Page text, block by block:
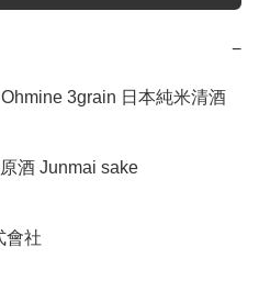
−
3grain 日本純米清酒
酒 Junmai sake
會社